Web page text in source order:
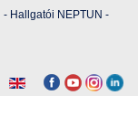
- Hallgatói NEPTUN -